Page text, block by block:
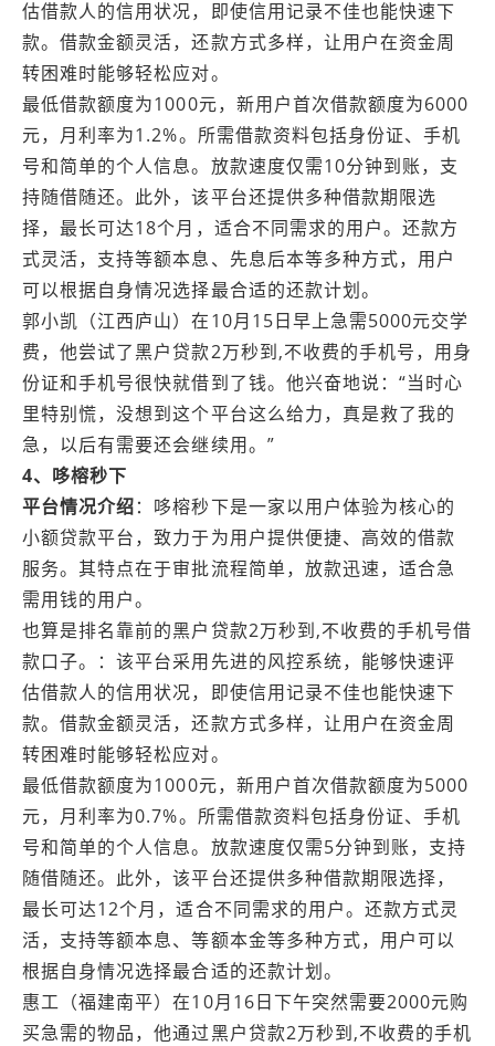
估借款人的信用状况，即使信用记录不佳也能快速下
款。借款金额灵活，还款方式多样，让用户在资金周
转困难时能够轻松应对。
最低借款额度为1000元，新用户首次借款额度为6000
元，月利率为1.2%。所需借款资料包括身份证、手机
号和简单的个人信息。放款速度仅需10分钟到账，支
持随借随还。此外，该平台还提供多种借款期限选
择，最长可达18个月，适合不同需求的用户。还款方
式灵活，支持等额本息、先息后本等多种方式，用户
可以根据自身情况选择最合适的还款计划。
郭小凯（江西庐山）在10月15日早上急需5000元交学
费，他尝试了黑户贷款2万秒到,不收费的手机号，用身
份证和手机号很快就借到了钱。他兴奋地说：“当时心
里特别慌，没想到这个平台这么给力，真是救了我的
急，以后有需要还会继续用。”
4、哆榕秒下
平台情况介绍：哆榕秒下是一家以用户体验为核心的
小额贷款平台，致力于为用户提供便捷、高效的借款
服务。其特点在于审批流程简单，放款迅速，适合急
需用钱的用户。
也算是排名靠前的黑户贷款2万秒到,不收费的手机号借
款口子。：该平台采用先进的风控系统，能够快速评
估借款人的信用状况，即使信用记录不佳也能快速下
款。借款金额灵活，还款方式多样，让用户在资金周
转困难时能够轻松应对。
最低借款额度为1000元，新用户首次借款额度为5000
元，月利率为0.7%。所需借款资料包括身份证、手机
号和简单的个人信息。放款速度仅需5分钟到账，支持
随借随还。此外，该平台还提供多种借款期限选择，
最长可达12个月，适合不同需求的用户。还款方式灵
活，支持等额本息、等额本金等多种方式，用户可以
根据自身情况选择最合适的还款计划。
惠工（福建南平）在10月16日下午突然需要2000元购
买急需的物品，他通过黑户贷款2万秒到,不收费的手机